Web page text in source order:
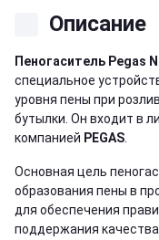
Описание
Пеногаситель Pegas
специальное
уровня пены при
бутылки. Он входит в
компанией PEGAS
Основная цель
образования пены в
для обеспечения
поддержания